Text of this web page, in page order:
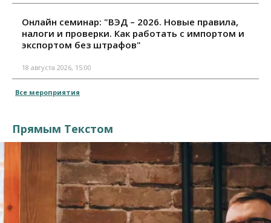
Онлайн семинар: "ВЭД – 2026. Новые правила,
налоги и проверки. Как работать с импортом и
экспортом без штрафов"
18 августа 2026, 15:00
Все мероприятия
Прямым Текстом